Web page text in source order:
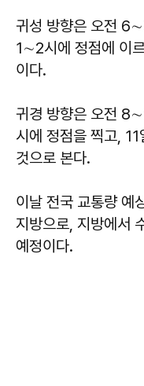
귀성 방향은 오전
1∼2시에 정점에 이
이다.
귀경 방향은 오전
시에 정점을 찍고,
것으로 본다.
이날 전국 교통량 예
지방으로, 지방에서
예정이다.